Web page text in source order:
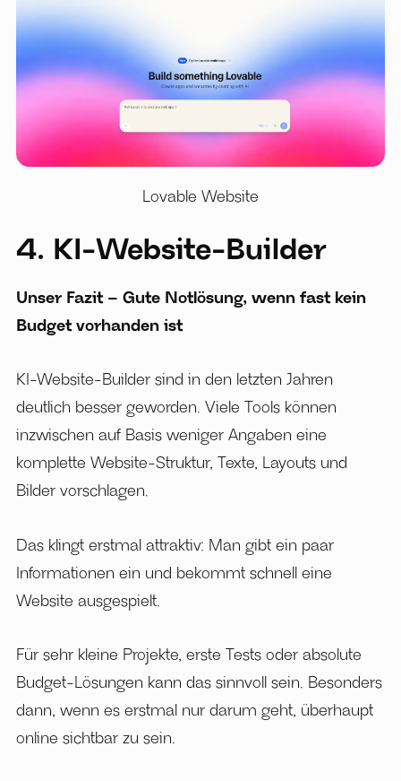
Lovable Website
4. KI-Website-Builder
Unser Fazit – Gute Notlösung, wenn fast kein
Budget vorhanden ist
KI-Website-Builder sind in den letzten Jahren
deutlich besser geworden. Viele Tools können
inzwischen auf Basis weniger Angaben eine
komplette Website-Struktur, Texte, Layouts und
Bilder vorschlagen.
Das klingt erstmal attraktiv: Man gibt ein paar
Informationen ein und bekommt schnell eine
Website ausgespielt.
Für sehr kleine Projekte, erste Tests oder absolute
Budget-Lösungen kann das sinnvoll sein. Besonders
dann, wenn es erstmal nur darum geht, überhaupt
online sichtbar zu sein.